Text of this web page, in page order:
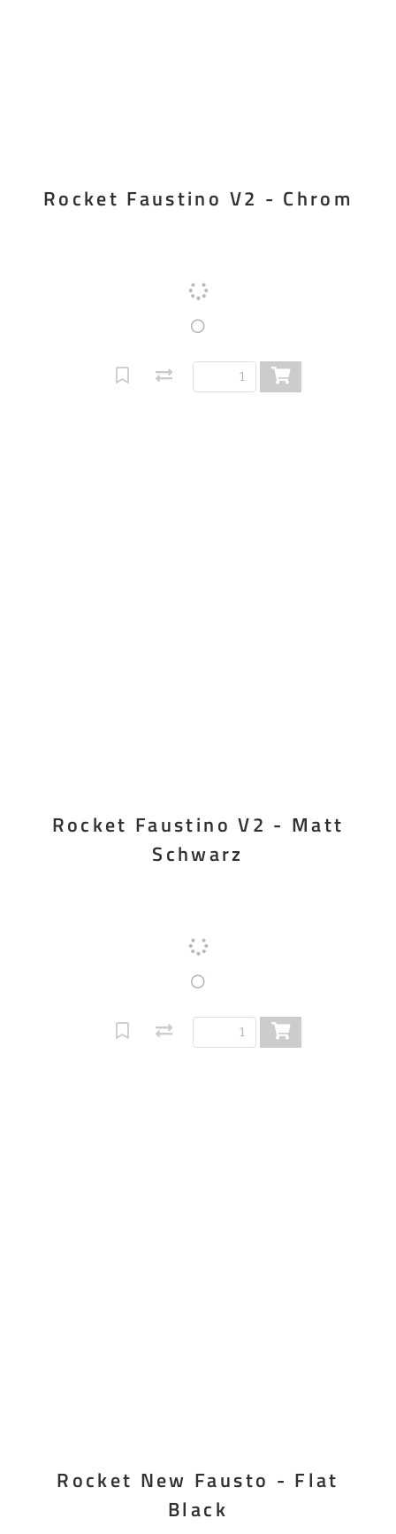
Rocket Faustino V2 - Chrom
Rocket Faustino V2 - Matt
Schwarz
Rocket New Fausto - Flat
Black